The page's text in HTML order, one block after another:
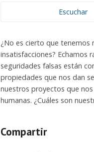
Escuchar
¿No es cierto que tenemos
insatisfacciones? Echamos
seguridades falsas están
propiedades que nos dan
nuestros proyectos que
humanas. ¿Cuáles son
Compartir